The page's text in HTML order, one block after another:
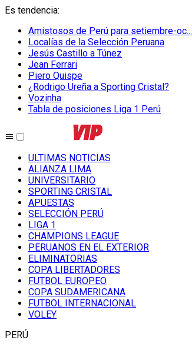
Es tendencia:
Amistosos de Perú para setiembre-oc...
Localías de la Selección Peruana
Jesús Castillo a Túnez
Jean Ferrari
Piero Quispe
¿Rodrigo Ureña a Sporting Cristal?
Vozinha
Tabla de posiciones Liga 1 Perú
ULTIMAS NOTICIAS
ALIANZA LIMA
UNIVERSITARIO
SPORTING CRISTAL
APUESTAS
SELECCIÓN PERÚ
LIGA 1
CHAMPIONS LEAGUE
PERUANOS EN EL EXTERIOR
ELIMINATORIAS
COPA LIBERTADORES
FUTBOL EUROPEO
COPA SUDAMERICANA
FUTBOL INTERNACIONAL
VOLEY
PERÚ